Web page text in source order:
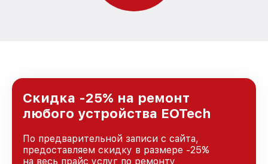
Скидка -25% на ремонт
любого устройства EOTech
По предварительной записи с сайта,
предоставляем скидку в размере -25%
на весь прайс услуг по ремонту